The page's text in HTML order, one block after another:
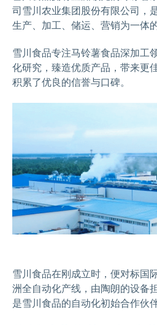
司雪川农业集团股份有限公司，
生产、加工、储运、营销为一体
雪川食品专注马铃薯食品深加工
化研究，臻造优质产品，带来更
积累了优良的信誉与口碑。
雪川食品在刚成立时，便对标国
洲全自动化产线，由陶朗的设备
是雪川食品的自动化初始合作伙